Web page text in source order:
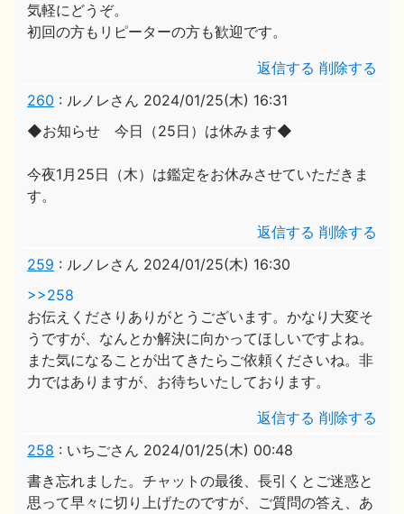
気軽にどうぞ。
初回の方もリピーターの方も歓迎です。
返信する 削除する
260 : ルノレさん 2024/01/25(木) 16:31
◆お知らせ 今日（25日）は休みます◆
今夜1月25日（木）は鑑定をお休みさせていただきま
す。
返信する 削除する
259 : ルノレさん 2024/01/25(木) 16:30
>>258
お伝えくださりありがとうございます。かなり大変そ
うですが、なんとか解決に向かってほしいですよね。
また気になることが出てきたらご依頼くださいね。非
力ではありますが、お待ちいたしております。
返信する 削除する
258 : いちごさん 2024/01/25(木) 00:48
書き忘れました。チャットの最後、長引くとご迷惑と
思って早々に切り上げたのですが、ご質問の答え、あ